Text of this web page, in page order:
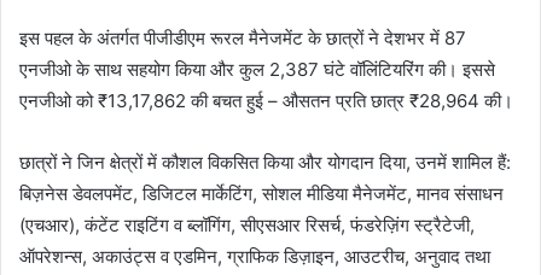
इस पहल के अंतर्गत पीजीडीएम रूरल मैनेजमेंट के छात्रों ने देशभर में 87
एनजीओ के साथ सहयोग किया और कुल 2,387 घंटे वॉलिंटियरिंग की। इससे
एनजीओ को ₹13,17,862 की बचत हुई – औसतन प्रति छात्र ₹28,964 की।
छात्रों ने जिन क्षेत्रों में कौशल विकसित किया और योगदान दिया, उनमें शामिल हैं:
बिज़नेस डेवलपमेंट, डिजिटल मार्केटिंग, सोशल मीडिया मैनेजमेंट, मानव संसाधन
(एचआर), कंटेंट राइटिंग व ब्लॉगिंग, सीएसआर रिसर्च, फंडरेज़िंग स्ट्रैटेजी,
ऑपरेशन्स, अकाउंट्स व एडमिन, ग्राफिक डिज़ाइन, आउटरीच, अनुवाद तथा